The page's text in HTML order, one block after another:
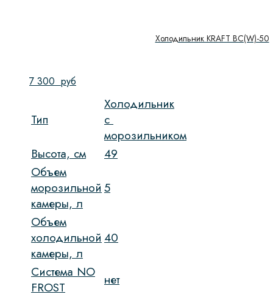
Холодильник KRAFT BC(W)-50
7 300 руб
Тип
Холодильник
c
морозильником
Высота, см
49
Объем
морозильной
камеры, л
5
Объем
холодильной
камеры, л
40
Система NO
FROST
нет